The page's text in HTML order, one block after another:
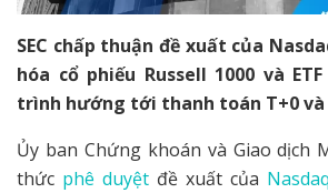
SEC chấp thuận đề xuất của
hóa cổ phiếu Russell 1000 và
trình hướng tới thanh toán T+0
Ủy ban Chứng khoán và Giao dịch
thức phê duyệt đề xuất của Nasdaq